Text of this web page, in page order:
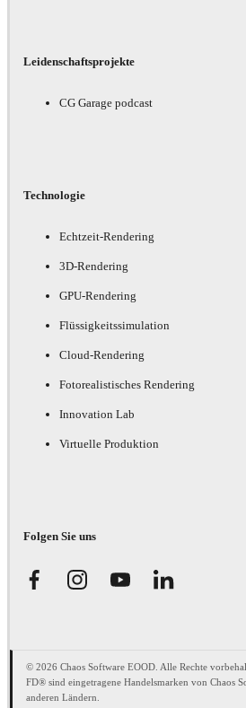
Leidenschaftsprojekte
CG Garage podcast
Technologie
Echtzeit-Rendering
3D-Rendering
GPU-Rendering
Flüssigkeitssimulation
Cloud-Rendering
Fotorealistisches Rendering
Innovation Lab
Virtuelle Produktion
Folgen Sie uns
© 2026 Chaos Software EOOD. Alle Rechte
FD® sind eingetragene Handelsmarken von Chaos
anderen Ländern.